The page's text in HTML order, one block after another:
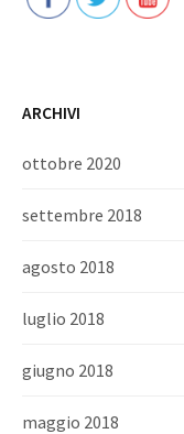
ARCHIVI
ottobre 2020
settembre 2018
agosto 2018
luglio 2018
giugno 2018
maggio 2018